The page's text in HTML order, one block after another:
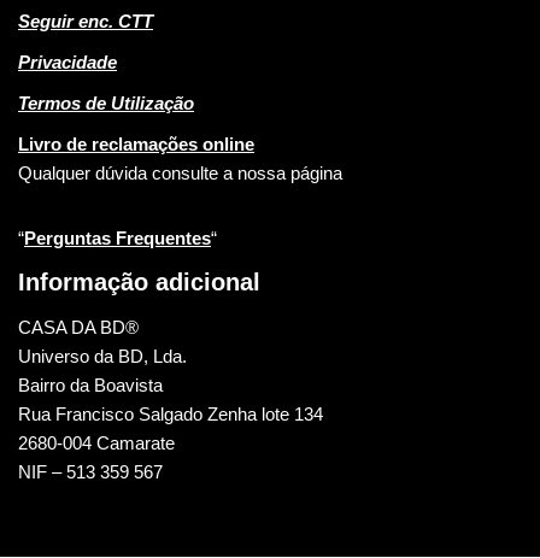
Seguir enc. CTT
Privacidade
Termos de Utilização
Livro de reclamações online
Qualquer dúvida consulte a nossa página
“Perguntas Frequentes“
Informação adicional
CASA DA BD®
Universo da BD, Lda.
Bairro da Boavista
Rua Francisco Salgado Zenha lote 134
2680-004 Camarate
NIF – 513 359 567